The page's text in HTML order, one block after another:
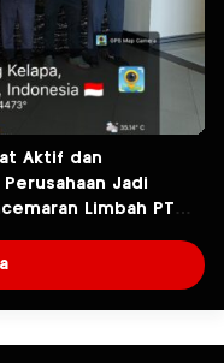
Aktif dan
Jadi
Limbah PT